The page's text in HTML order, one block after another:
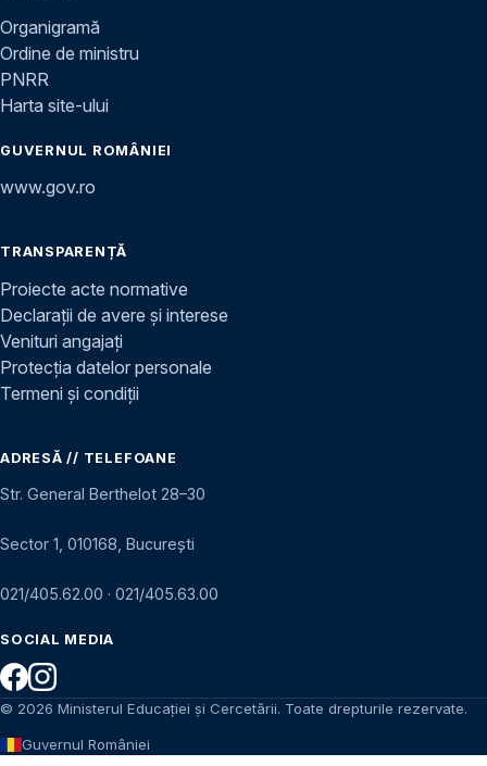
Organigramă
Ordine de ministru
PNRR
Harta site-ului
GUVERNUL ROMÂNIEI
www.gov.ro
TRANSPARENȚĂ
Proiecte acte normative
Declarații de avere și interese
Venituri angajați
Protecția datelor personale
Termeni și condiții
ADRESĂ // TELEFOANE
Str. General Berthelot 28–30
Sector 1, 010168, București
021/405.62.00 · 021/405.63.00
SOCIAL MEDIA
© 2026 Ministerul Educației și Cercetării. Toate drepturile rezervate.
Guvernul României